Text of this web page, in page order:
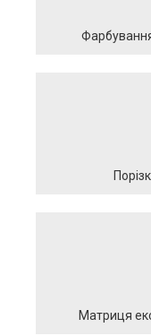
Матриця